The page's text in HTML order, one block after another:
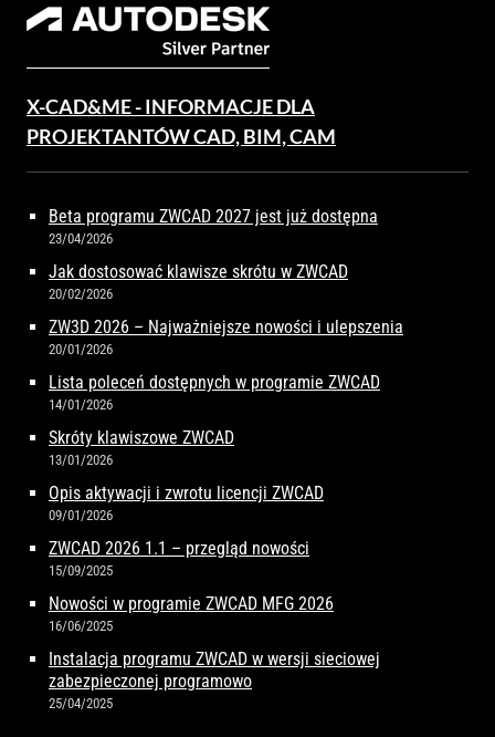
X-CAD&ME - INFORMACJE DLA
PROJEKTANTÓW CAD, BIM, CAM
Beta programu ZWCAD 2027 jest już dostępna
23/04/2026
Jak dostosować klawisze skrótu w ZWCAD
20/02/2026
ZW3D 2026 – Najważniejsze nowości i ulepszenia
20/01/2026
Lista poleceń dostępnych w programie ZWCAD
14/01/2026
Skróty klawiszowe ZWCAD
13/01/2026
Opis aktywacji i zwrotu licencji ZWCAD
09/01/2026
ZWCAD 2026 1.1 – przegląd nowości
15/09/2025
Nowości w programie ZWCAD MFG 2026
16/06/2025
Instalacja programu ZWCAD w wersji sieciowej
zabezpieczonej programowo
25/04/2025